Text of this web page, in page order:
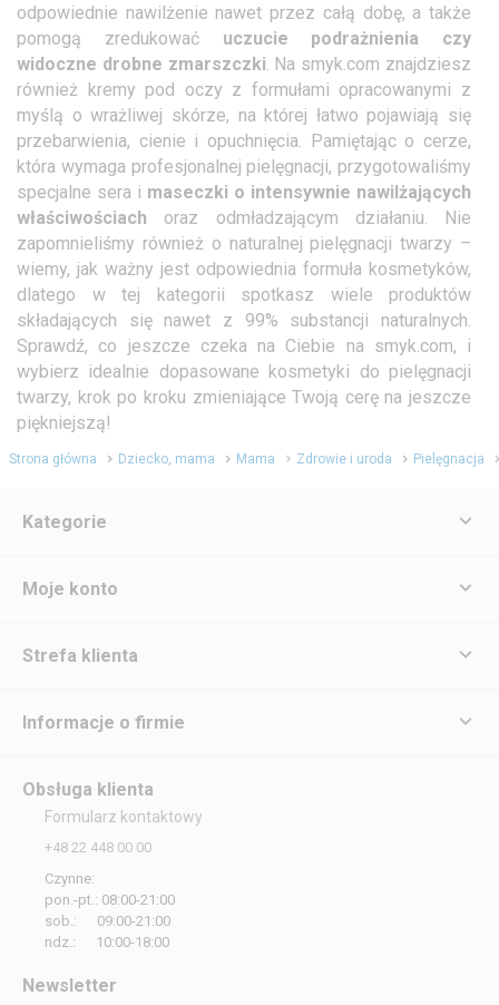
odpowiednie nawilżenie nawet przez całą dobę, a także
pomogą zredukować uczucie podrażnienia czy
widoczne drobne zmarszczki. Na smyk.com znajdziesz
również kremy pod oczy z formułami opracowanymi z
myślą o wrażliwej skórze, na której łatwo pojawiają się
przebarwienia, cienie i opuchnięcia. Pamiętając o cerze,
która wymaga profesjonalnej pielęgnacji, przygotowaliśmy
specjalne sera i maseczki o intensywnie nawilżających
właściwościach oraz odmładzającym działaniu. Nie
zapomnieliśmy również o naturalnej pielęgnacji twarzy –
wiemy, jak ważny jest odpowiednia formuła kosmetyków,
dlatego w tej kategorii spotkasz wiele produktów
składających się nawet z 99% substancji naturalnych.
Sprawdź, co jeszcze czeka na Ciebie na smyk.com, i
wybierz idealnie dopasowane kosmetyki do pielęgnacji
twarzy, krok po kroku zmieniające Twoją cerę na jeszcze
piękniejszą!
Strona główna Dziecko, mama Mama Zdrowie i uroda Pielęgnacja
Kategorie
Moje konto
Strefa klienta
Informacje o firmie
Obsługa klienta
Formularz kontaktowy
+48 22 448 00 00
Czynne:
pon.-pt.: 08:00-21:00
sob.: 09:00-21:00
ndz.: 10:00-18:00
Newsletter